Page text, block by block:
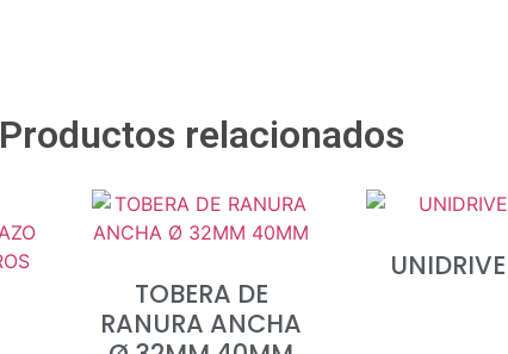
Productos relacionados
TOBERA DE
RANURA ANCHA